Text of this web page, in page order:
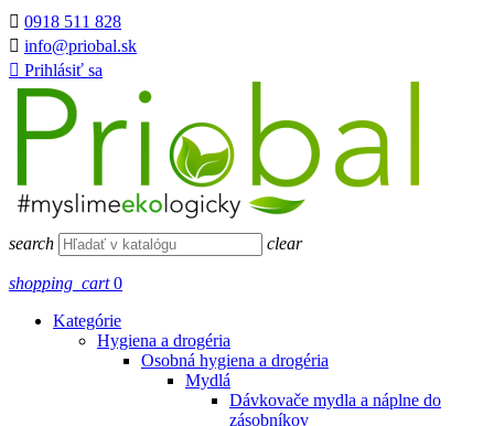
 0918 511 828
 info@priobal.sk
 Prihlásiť sa
search clear
shopping_cart 0
Kategórie
Hygiena a drogéria
Osobná hygiena a drogéria
Mydlá
Dávkovače mydla a náplne do
zásobníkov